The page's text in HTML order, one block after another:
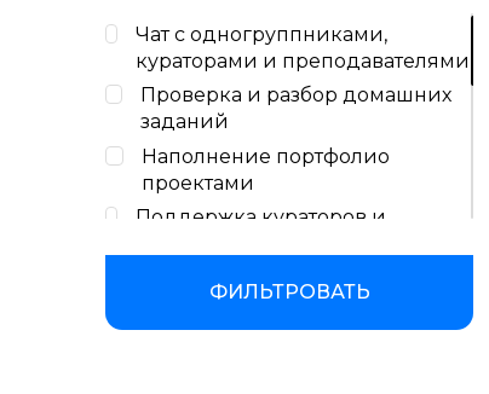
Тесты на закрепление
материала
Чат с одногруппниками,
кураторами и преподавателями
Проверка и разбор домашних
заданий
Наполнение портфолио
проектами
Поддержка кураторов и
Бессрочный доступ к учебным
материалам
ФИЛЬТРОВАТЬ